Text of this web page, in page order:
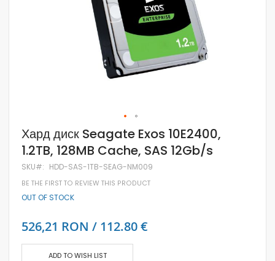
Skip
to
the
beginning
of
the
images
gallery
Хард диск Seagate Exos 10E2400,
1.2TB, 128MB Cache, SAS 12Gb/s
SKU HDD-SAS-1TB-SEAG-NM009
BE THE FIRST TO REVIEW THIS PRODUCT
OUT OF STOCK
526,21 RON / 112.80 €
ADD TO WISH LIST